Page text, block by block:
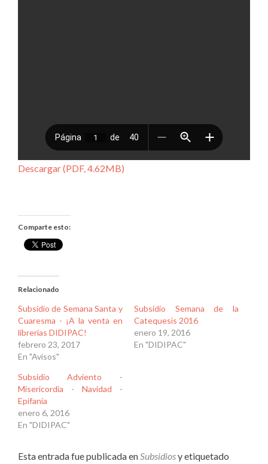
Descargar (PDF, 4.62MB)
Comparte esto:
Relacionado
Subsidio de Semana Santa y
Cuaresma - ¡A la venta en
librerías DIDIPAC!
febrero 23, 2017
En "Avisos"
Subsidio Semana de la
Catequesis 2016
enero 19, 2016
En "DIDIPAC"
Subsidio Adviento -
Misericordia - Navidad -
Epifanía
enero 6, 2016
En "DIDIPAC"
Esta entrada fue publicada enSubsidiosy etiquetado